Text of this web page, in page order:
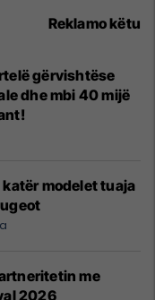
Reklamo këtu
gërvishtëse
dhe mbi 40 mijë
modelet tuaja
me
2026